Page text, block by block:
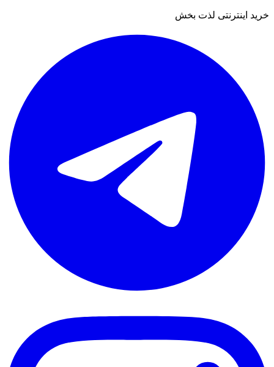
خرید اینترنتی لذت بخش